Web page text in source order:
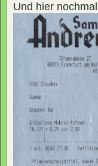
Und hier